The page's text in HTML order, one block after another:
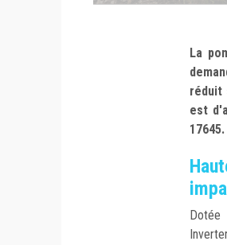
La
réduit
est
17645.